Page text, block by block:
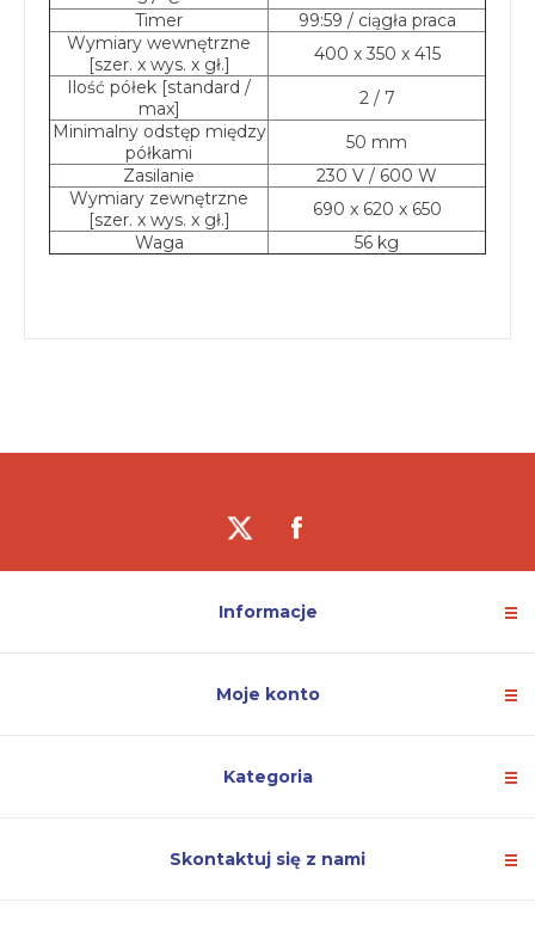
Timer
99:59 / ciągła praca
Wymiary wewnętrzne
[szer. x wys. x gł.]
400 x 350 x 415
Ilość półek [standard /
max]
2 / 7
Minimalny odstęp między
półkami
50 mm
Zasilanie
230 V / 600 W
Wymiary zewnętrzne
[szer. x wys. x gł.]
690 x 620 x 650
Waga
56 kg
Informacje
Moje konto
Kategoria
Skontaktuj się z nami